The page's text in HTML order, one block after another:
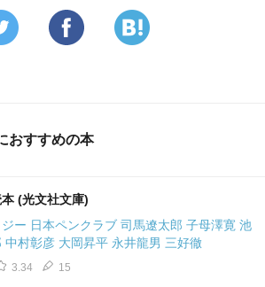
おすすめの本
(光文社文庫)
ー 日本ペンクラブ 司馬遼太郎 子母澤寛 池
中村彰彦 大岡昇平 永井龍男 三好徹
3.34 15